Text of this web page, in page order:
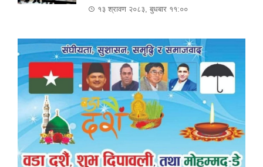
१३ श्रावण २०८३, बुधबार ११:००